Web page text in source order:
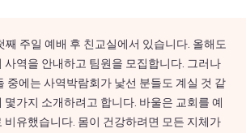
째 주일 예배 후 친교실에서 있습니다. 올해도
사역을 안내하고 팀원을 모집합니다. 그러나
중에는 사역박람회가 낯선 분들도 계실 것 같
몇가지 소개하려고 합니다. 바울은 교회를 예
비유했습니다. 몸이 건강하려면 모든 지체가